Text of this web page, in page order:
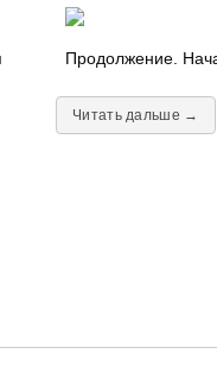
Продолжение.
Читать дальше →